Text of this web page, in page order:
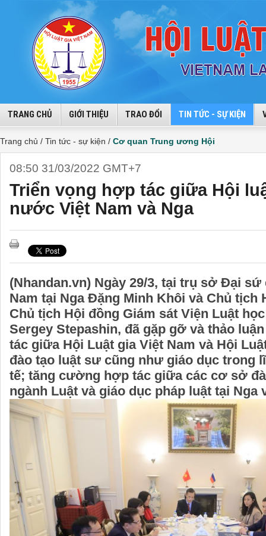
TRANG CHỦ GIỚI THIỆU TRAO ĐỔI TIN TỨC - SỰ KIỆN
Trang chủ / Tin tức - sự kiện / Cơ quan Trung ương Hội
08:50 31/03/2022 GMT+7
Triển vọng hợp tác giữa Hội
nước Việt Nam và Nga
(Nhandan.vn) Ngày 29/3, tại trụ sở Đại
Nam tại Nga Đặng Minh Khôi và Chủ tịch
Chủ tịch Hội đồng Giám sát Viện Luật
Sergey Stepashin, đã gặp gỡ và thảo
tác giữa Hội Luật gia Việt Nam và Hội
đào tạo luật sư cũng như giáo dục trong
tế; tăng cường hợp tác giữa các cơ sở
ngành Luật và giáo dục pháp luật tại Nga